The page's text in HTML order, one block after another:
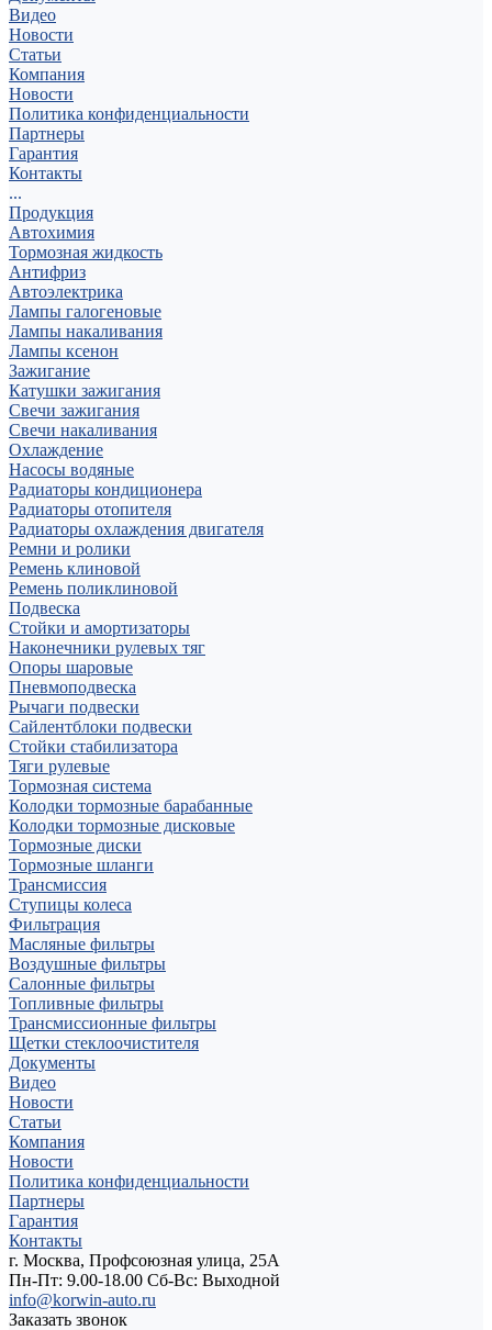
Видео
Новости
Статьи
Компания
Новости
Политика конфиденциальности
Партнеры
Гарантия
Контакты
...
Продукция
Автохимия
Тормозная жидкость
Антифриз
Автоэлектрика
Лампы галогеновые
Лампы накаливания
Лампы ксенон
Зажигание
Катушки зажигания
Свечи зажигания
Свечи накаливания
Охлаждение
Насосы водяные
Радиаторы кондиционера
Радиаторы отопителя
Радиаторы охлаждения двигателя
Ремни и ролики
Ремень клиновой
Ремень поликлиновой
Подвеска
Стойки и амортизаторы
Наконечники рулевых тяг
Опоры шаровые
Пневмоподвеска
Рычаги подвески
Сайлентблоки подвески
Стойки стабилизатора
Тяги рулевые
Тормозная система
Колодки тормозные барабанные
Колодки тормозные дисковые
Тормозные диски
Тормозные шланги
Трансмиссия
Ступицы колеса
Фильтрация
Масляные фильтры
Воздушные фильтры
Салонные фильтры
Топливные фильтры
Трансмиссионные фильтры
Щетки стеклоочистителя
Документы
Видео
Новости
Статьи
Компания
Новости
Политика конфиденциальности
Партнеры
Гарантия
Контакты
г. Москва, Профсоюзная улица, 25А
Пн-Пт: 9.00-18.00 Cб-Вс: Выходной
info@korwin-auto.ru
Заказать звонок